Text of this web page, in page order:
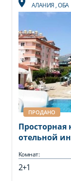
АЛАНИЯ,ОБА
ПРОДАНО
Просторная
отельной
Комнат:
2+1